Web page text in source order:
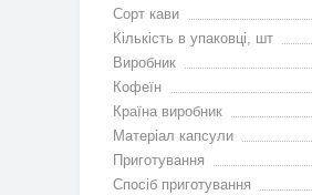
Сорт кави
Кількість в упаковці, шт
Виробник
Кофеїн
Країна виробник
Матеріал капсули
Приготування
Спосіб приготування